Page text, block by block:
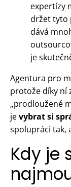
expertízy
držet tyto
dává
je
Agentura pro
protože díky ní
„prodloužené
jevybrat si
spolupráci tak,
Kdy je